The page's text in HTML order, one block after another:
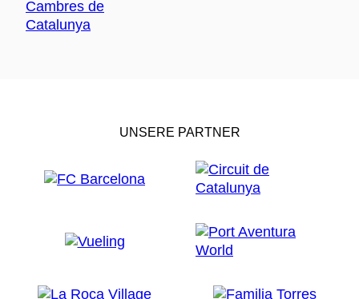
UNSERE PARTNER